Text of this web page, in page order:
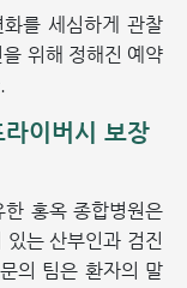
를 세심하게 관찰
위해 정해진 예약
이버시 보장
홍옥 종합병원은
는 산부인과 검진
의 팀은 환자의 말